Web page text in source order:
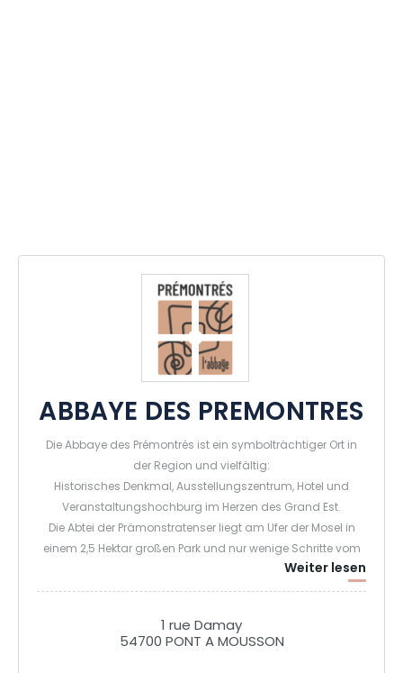
ABBAYE DES PREMONTRES
Die Abbaye des Prémontrés ist ein symbolträchtiger Ort in
der Region und vielfältig:
Historisches Denkmal, Ausstellungszentrum, Hotel und
Veranstaltungshochburg im Herzen des Grand Est.
Die Abtei der Prämonstratenser liegt am Ufer der Mosel in
einem 2,5 Hektar großen Park und nur wenige Schritte vom
Stadtzentrum von Pont à Mousson entfernt, wo Sie alle
Annehmlichkeiten finden (Bars, Restaurants, Geschäfte,
Diese ideale Lage im Herzen Lothringens ermöglicht es
Weiter lesen
1 rue Damay
54700 PONT A MOUSSON